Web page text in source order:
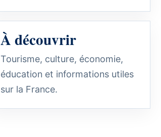
À découvrir
Tourisme, culture, économie,
éducation et informations utiles
sur la France.